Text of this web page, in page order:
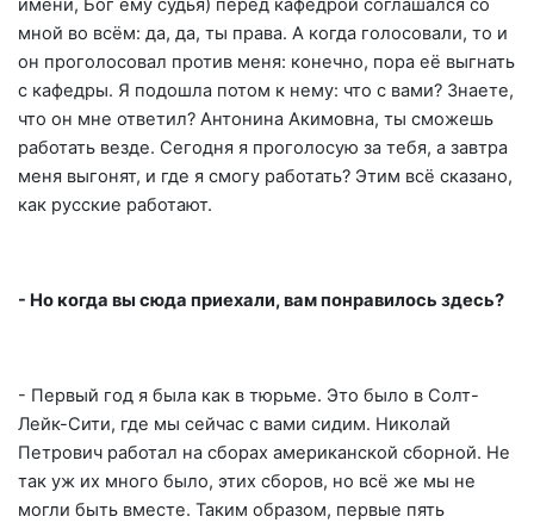
имени, Бог ему судья) перед кафедрой соглашался со
мной во всём: да, да, ты права. А когда голосовали, то и
он проголосовал против меня: конечно, пора её выгнать
с кафедры. Я подошла потом к нему: что с вами? Знаете,
что он мне ответил? Антонина Акимовна, ты сможешь
работать везде. Сегодня я проголосую за тебя, а завтра
меня выгонят, и где я смогу работать? Этим всё сказано,
как русские работают.
- Но когда вы сюда приехали, вам понравилось здесь?
- Первый год я была как в тюрьме. Это было в Солт-
Лейк-Сити, где мы сейчас с вами сидим. Николай
Петрович работал на сборах американской сборной. Не
так уж их много было, этих сборов, но всё же мы не
могли быть вместе. Таким образом, первые пять